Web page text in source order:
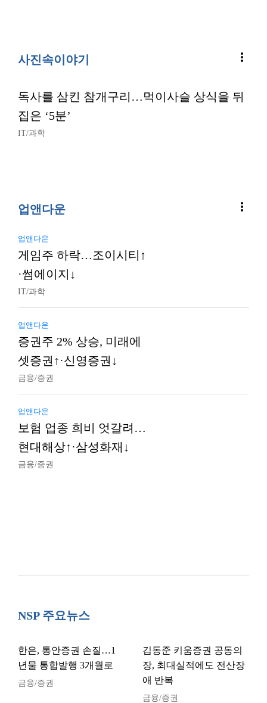
사진속이야기 more_vert
독사를 삼킨 참개구리…먹이사슬 상식을 뒤
집은 ‘5분’
IT/과학
업앤다운 more_vert
업앤다운
게임주 하락…조이시티↑
·썸에이지↓
IT/과학
업앤다운
증권주 2% 상승, 미래에
셋증권↑·신영증권↓
금융/증권
업앤다운
보험 업종 희비 엇갈려…
현대해상↑·삼성화재↓
금융/증권
NSP 주요뉴스
한은, 통안증권 손질…1
년물 통합발행 3개월로
금융/증권
김동준 키움증권 공동의
장, 최대실적에도 전산장
애 반복
금융/증권